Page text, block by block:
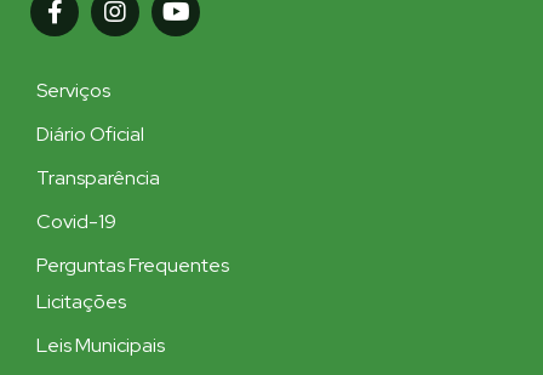
Serviços
Diário Oficial
Transparência
Covid-19
Perguntas Frequentes
Licitações
Leis Municipais